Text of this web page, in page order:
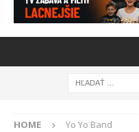
HOME Yo Yo Band